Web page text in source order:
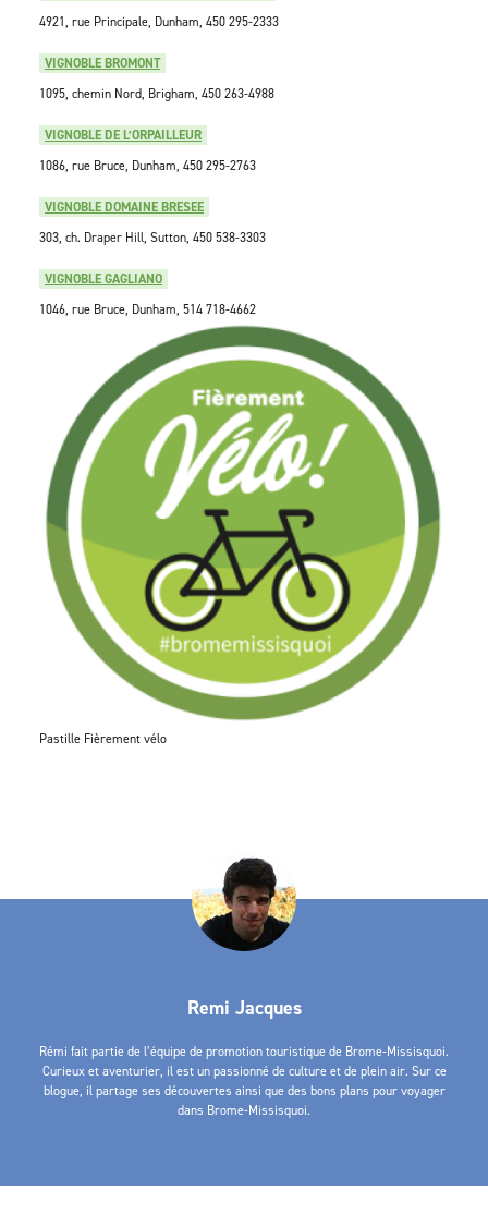
4921, rue Principale, Dunham, 450 295-2333
VIGNOBLE BROMONT
1095, chemin Nord, Brigham, 450 263-4988
VIGNOBLE DE L’ORPAILLEUR
1086, rue Bruce, Dunham, 450 295-2763
VIGNOBLE DOMAINE BRESEE
303, ch. Draper Hill, Sutton, 450 538-3303
VIGNOBLE GAGLIANO
1046, rue Bruce, Dunham, 514 718-4662
Pastille Fièrement vélo
Remi Jacques
Rémi fait partie de l’équipe de promotion touristique de Brome-Missisquoi.
Curieux et aventurier, il est un passionné de culture et de plein air. Sur ce
blogue, il partage ses découvertes ainsi que des bons plans pour voyager
dans Brome-Missisquoi.